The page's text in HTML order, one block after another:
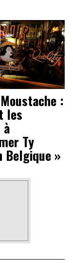
:
les
Ty
Belgique »